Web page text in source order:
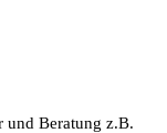
und Beratung z.B.